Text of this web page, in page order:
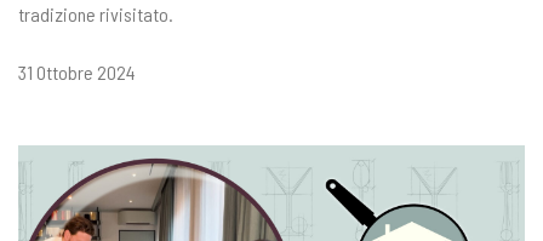
tradizione rivisitato.
31 Ottobre 2024